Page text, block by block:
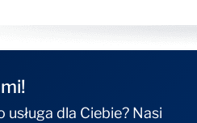
dla Ciebie? Nasi